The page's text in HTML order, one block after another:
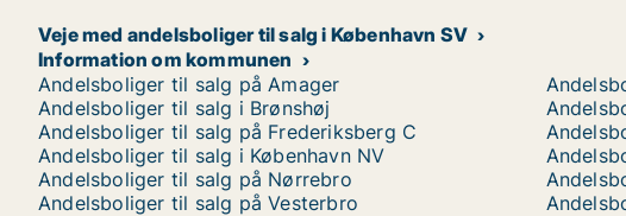
Veje med andelsboliger til salg i København SV
Information om kommunen
Andelsboliger til salg på Amager
Andelsboliger til salg i Brønshøj
Andelsboliger til salg på Frederiksberg C
Andelsboliger til salg i København NV
Andelsboliger til salg på Nørrebro
Andelsboliger til salg på Vesterbro